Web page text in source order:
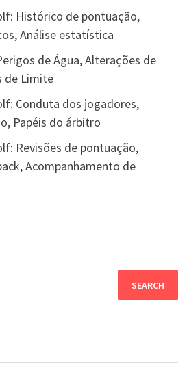
Histórico de pontuação,
Análise estatística
de Água, Alterações de
de Limite
Conduta dos jogadores,
Papéis do árbitro
Revisões de pontuação,
Acompanhamento de